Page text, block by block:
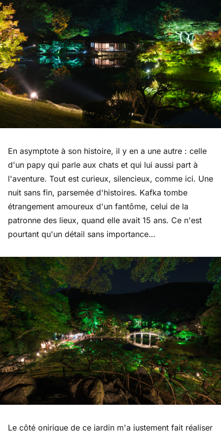
En asymptote à son histoire, il y en a une autre : celle
d'un papy qui parle aux chats et qui lui aussi part à
l'aventure. Tout est curieux, silencieux, comme ici. Une
nuit sans fin, parsemée d'histoires. Kafka tombe
étrangement amoureux d'un fantôme, celui de la
patronne des lieux, quand elle avait 15 ans. Ce n'est
pourtant qu'un détail sans importance…
Le côté onirique de ce jardin m'a justement fait réaliser